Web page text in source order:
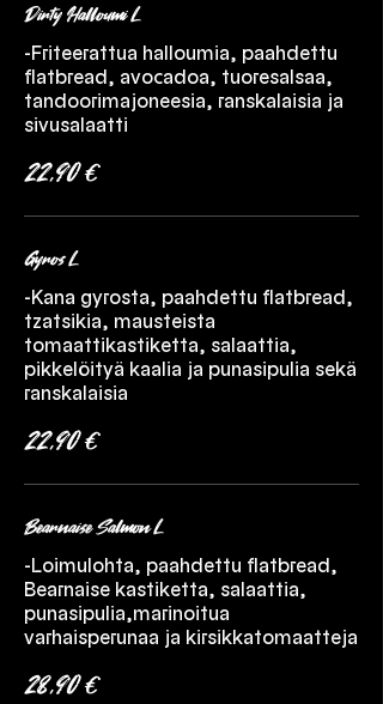
Dirty Halloumi L
-Friteerattua halloumia, paahdettu
flatbread, avocadoa, tuoresalsaa,
tandoorimajoneesia, ranskalaisia ja
sivusalaatti
22,90 €
Gyros L
-Kana gyrosta, paahdettu flatbread,
tzatsikia, mausteista
tomaattikastiketta, salaattia,
pikkelöityä kaalia ja punasipulia sekä
ranskalaisia
22,90 €
Bearnaise Salmon L
-Loimulohta, paahdettu flatbread,
Bearnaise kastiketta, salaattia,
punasipulia,marinoitua
varhaisperunaa ja kirsikkatomaatteja
28,90 €